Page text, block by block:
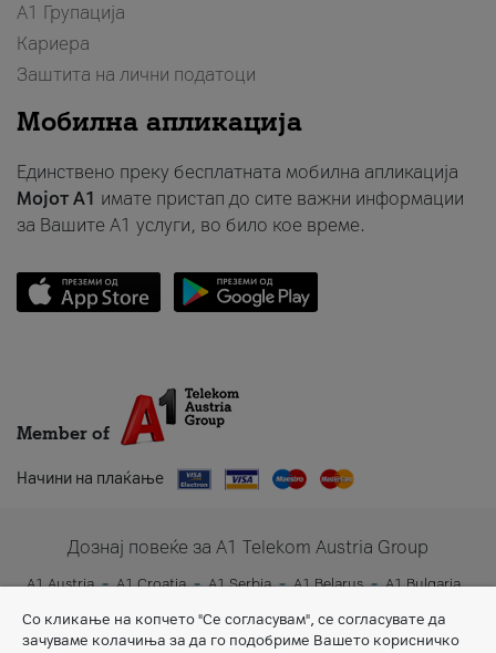
А1 Групација
Кариера
Заштита на лични податоци
Мобилна апликација
Единствено преку бесплатната мобилна апликација
Мојот A1 имате пристап до сите важни информации
за Вашите A1 услуги, во било кое време.
Member of
Начини на плаќање
Дознај повеќе за A1 Telekom Austria Group
A1 Austria A1 Croatia A1 Serbia A1 Belarus
A1 Bulgaria
A1 Slovenia
A1 Digital
Со кликање на копчето "Се согласувам", се согласувате да
зачуваме колачиња за да го подобриме Вашето корисничко